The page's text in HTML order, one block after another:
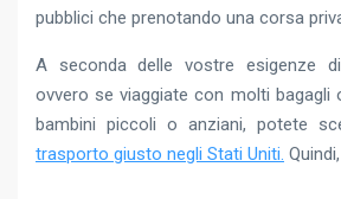
pubblici che prenotando una corsa
A seconda delle vostre esigenze di
ovvero se viaggiate con molti bagagli
bambini piccoli o anziani, potete
trasporto giusto negli Stati Uniti.